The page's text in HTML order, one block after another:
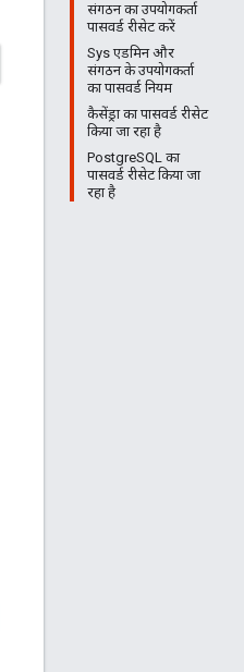
संगठन का उपयोगकर्ता
पासवर्ड रीसेट करें
Sys एडमिन और
संगठन के उपयोगकर्ता
का पासवर्ड नियम
कैसेंड्रा का पासवर्ड रीसेट
किया जा रहा है
PostgreSQL का
पासवर्ड रीसेट किया जा
रहा है